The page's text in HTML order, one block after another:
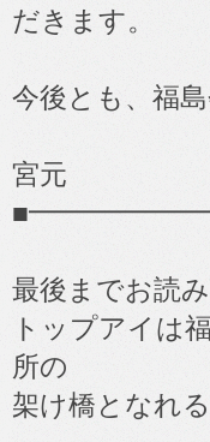
だきます。
今後とも、福
宮元
最後までお読
トップアイは
所の
架け橋となれ